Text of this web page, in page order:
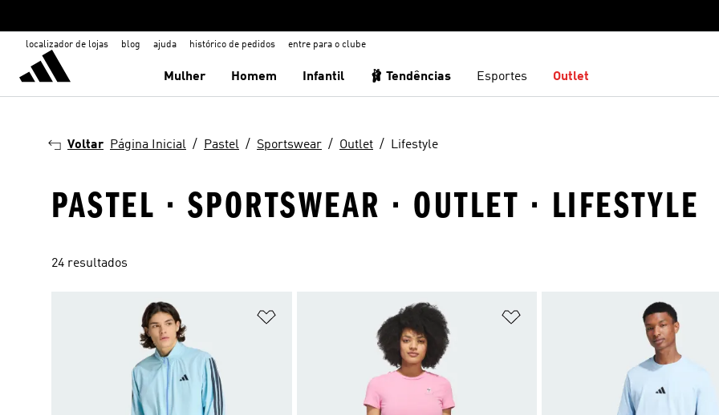
localizador de lojas blog ajuda histórico de pedidos entre para o clube
Mulher Homem Infantil 🩰 Tendências Esportes Outlet
Voltar Página Inicial Pastel Sportswear Outlet Lifestyle
PASTEL · SPORTSWEAR · OUTLET · LIFESTYLE
24 resultados
Adicionar à Lista de Desejos Adicionar à Lista de Desejos